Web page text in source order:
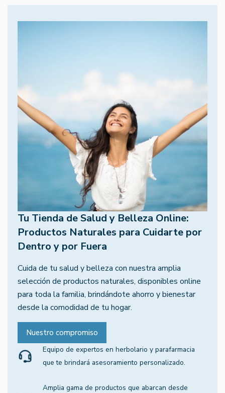
Tu Tienda de Salud y Belleza Online:
Productos Naturales para Cuidarte por
Dentro y por Fuera
Cuida de tu salud y belleza con nuestra amplia
selección de productos naturales, disponibles online
para toda la familia, brindándote ahorro y bienestar
desde la comodidad de tu hogar.
Nuestro compromiso
Equipo de expertos en herbolario y parafarmacia
que te brindará asesoramiento personalizado.
Amplia gama de productos que abarcan desde